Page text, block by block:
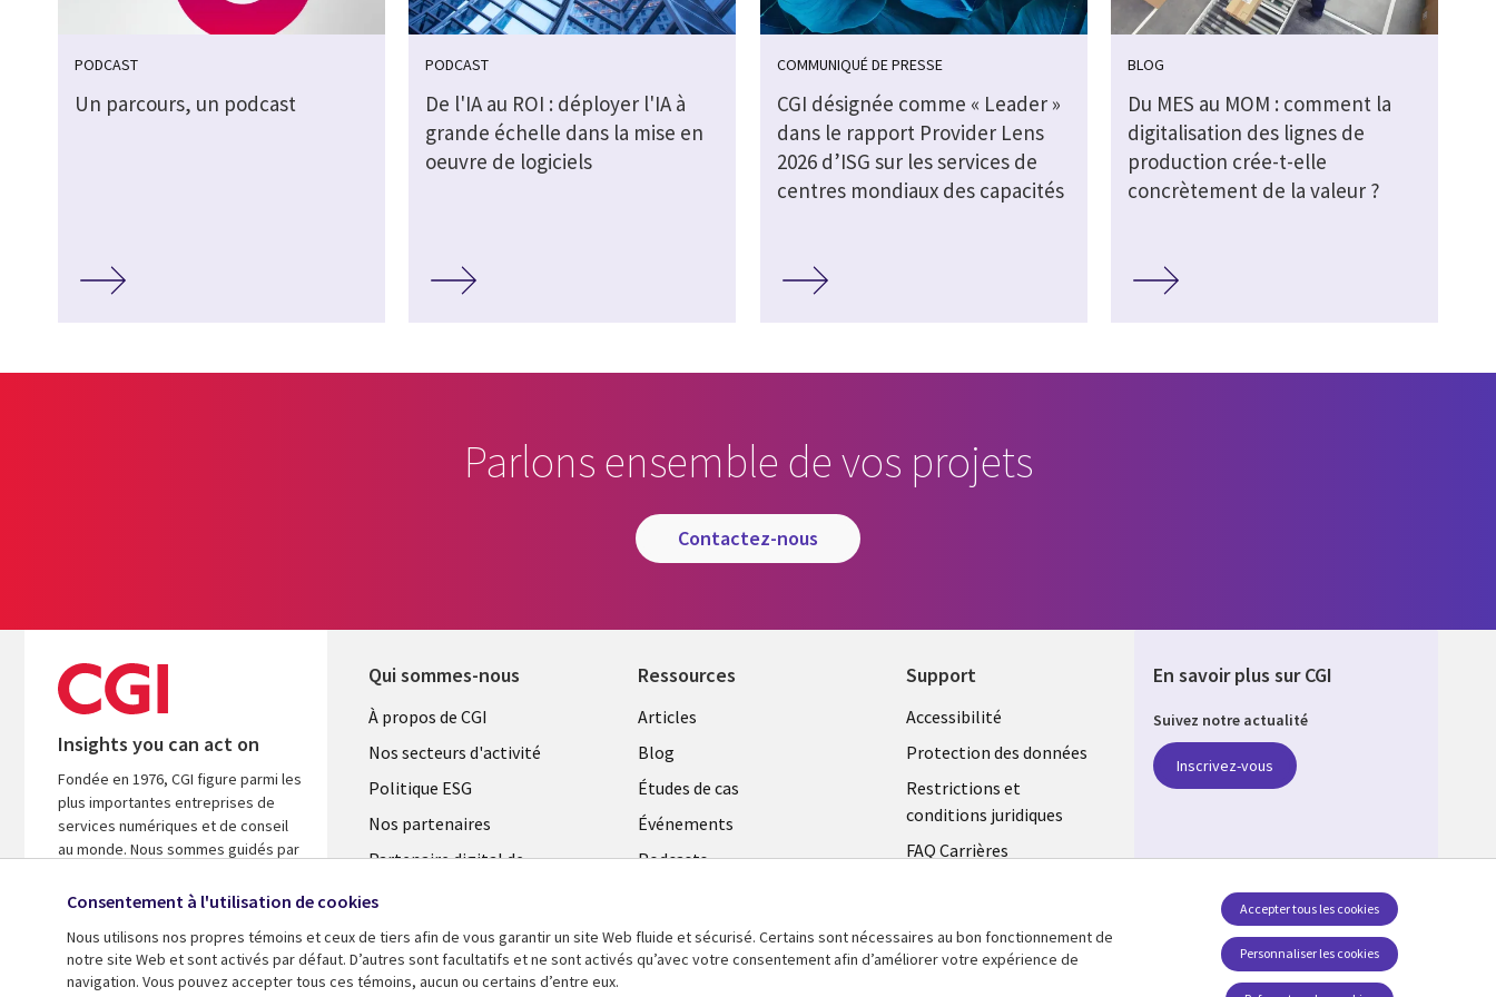
PODCAST
Un parcours, un podcast
PODCAST
De l'IA au ROI : déployer l'IA à
grande échelle dans la mise en
oeuvre de logiciels
COMMUNIQUÉ DE PRESSE
CGI désignée comme « Leader »
dans le rapport Provider Lens
2026 d’ISG sur les services de
centres mondiaux des capacités
BLOG
Du MES au MOM : comment la
digitalisation des lignes de
production crée-t-elle
concrètement de la valeur ?
Parlons ensemble de vos projets
contactez-nous
Insights you can act on
Fondée en 1976, CGI figure parmi les
plus importantes entreprises de
services numériques et de conseil
au monde. Nous sommes guidés par
d’accélérer le rendement de vos
A propos de CGI
Qui sommes-nous
Useful
links
FRANCE
À propos de CGI
Nos secteurs d'activité
Politique ESG
Nos partenaires
Partenaire digital de
Fusions
Ressources
Library
Links
FRANCE
Articles
Blog
Études de cas
Événements
Podcasts
Vidéos
En voir plus
Support
Legal
FRANCE
Accessibilité
Protection des données
Restrictions et
conditions juridiques
FAQ Carrières
En savoir plus sur CGI
Suivez notre actualité
Inscrivez-vous
Retrouvez-nous sur les réseaux
Consentement à l'utilisation de cookies
Nous utilisons nos propres témoins et ceux de tiers afin de vous garantir un site Web fluide et sécurisé. Certains sont nécessaires au bon fonctionnement de
notre site Web et sont activés par défaut. D’autres sont facultatifs et ne sont activés qu’avec votre consentement afin d’améliorer votre expérience de
navigation. Vous pouvez accepter tous ces témoins, aucun ou certains d’entre eux.
Personnaliser les cookies
Accepter tous les cookies